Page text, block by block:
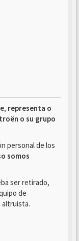
representa o
o su grupo
personal de los
somos
ser retirado,
de
altruista.